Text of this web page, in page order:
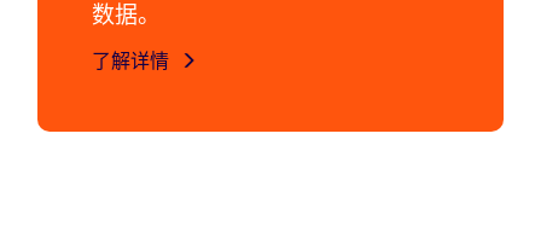
数据。
了解详情